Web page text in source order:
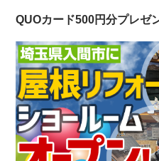
QUOカード500円分プレゼ